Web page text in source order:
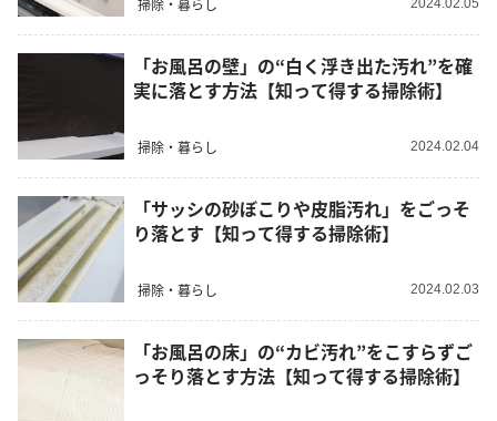
「お風呂の壁」の“白く浮き出た汚れ”を確
実に落とす方法【知って得する掃除術】
掃除・暮らし 2024.02.04
「サッシの砂ぼこりや皮脂汚れ」をごっそ
り落とす【知って得する掃除術】
掃除・暮らし 2024.02.03
「お風呂の床」の“カビ汚れ”をこすらずご
っそり落とす方法【知って得する掃除術】